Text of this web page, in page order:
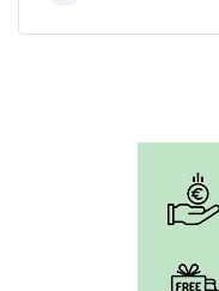
μετά βουρτσίστε με
οδοντόκρεμα caries